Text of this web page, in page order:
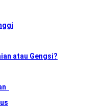
atau Gengsi?